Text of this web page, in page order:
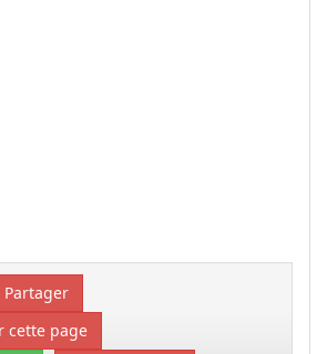
Partager
cette page